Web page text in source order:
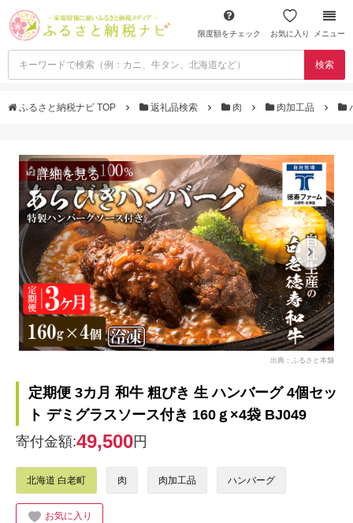
限度額をチェック お気に入り メニュー
検索
ふるさと納税ナビ TOP 返礼品検索 肉 肉加工品
詳細を見る
出典：ふるさと本舗
定期便 3カ月 和牛 粗びき 生 ハンバーグ 4個セッ
ト デミグラスソース付き 160ｇ×4袋 BJ049
寄付金額:49,500円
北海道 白老町 肉 肉加工品 ハンバーグ
お気に入り